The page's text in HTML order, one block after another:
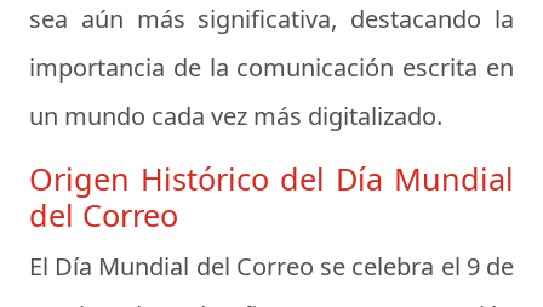
sea aún más significativa, destacando la
importancia de la comunicación escrita en
un mundo cada vez más digitalizado.
Origen Histórico del Día Mundial
del Correo
El Día Mundial del Correo se celebra el 9 de